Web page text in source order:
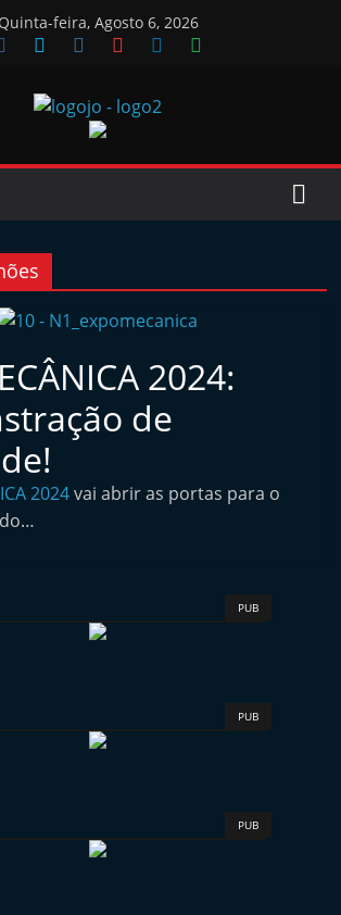
Quinta-feira, Agosto 6, 2026
Jornal
Oficinas
J
r
n
l
i
n
2024:
de
2024vai abrir as portas para o
PUB
PUB
PUB